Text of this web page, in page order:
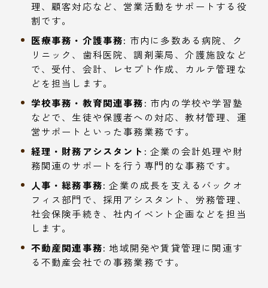
理、顧客対応など、営業活動をサポートする役
割です。
医療事務・介護事務: 市内に多数ある病院、ク
リニック、歯科医院、調剤薬局、介護施設など
で、受付、会計、レセプト作成、カルテ管理な
どを担当します。
学校事務・教育関連事務: 市内の学校や学習塾
などで、生徒や保護者への対応、教材管理、運
営サポートといった事務業務です。
経理・財務アシスタント: 企業の会計処理や財
務関連のサポートを行う専門的な事務です。
人事・総務事務: 企業の成長を支えるバックオ
フィス部門で、採用アシスタント、労務管理、
社会保険手続き、社内イベント企画などを担当
します。
不動産関連事務: 地域開発や賃貸管理に関連す
る不動産会社での事務業務です。